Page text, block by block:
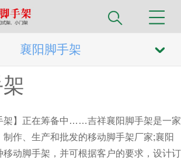
襄阳脚手架
架】正在筹备中……吉祥襄阳脚手架是一家
作、生产和批发的移动脚手架厂家;襄阳
移动脚手架，并可根据客户的要求，设计订